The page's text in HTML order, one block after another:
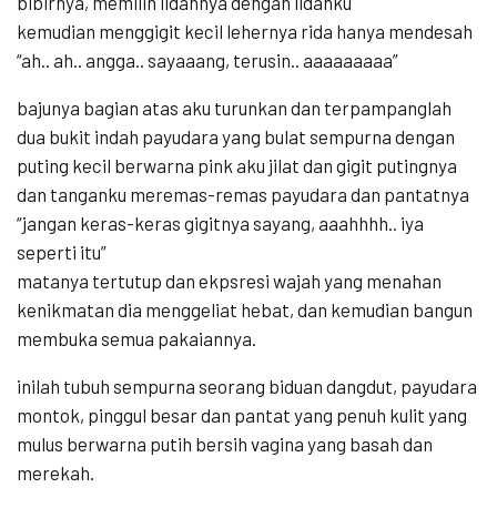
kemudian menggigit kecil lehernya rida hanya mendesah
“ah.. ah.. angga.. sayaaang, terusin.. aaaaaaaaa”
bajunya bagian atas aku turunkan dan terpampanglah
dua bukit indah payudara yang bulat sempurna dengan
puting kecil berwarna pink aku jilat dan gigit putingnya
dan tanganku meremas-remas payudara dan pantatnya
“jangan keras-keras gigitnya sayang, aaahhhh.. iya
seperti itu”
matanya tertutup dan ekpsresi wajah yang menahan
kenikmatan dia menggeliat hebat, dan kemudian bangun
membuka semua pakaiannya.
inilah tubuh sempurna seorang biduan dangdut, payudara
montok, pinggul besar dan pantat yang penuh kulit yang
mulus berwarna putih bersih vagina yang basah dan
merekah.